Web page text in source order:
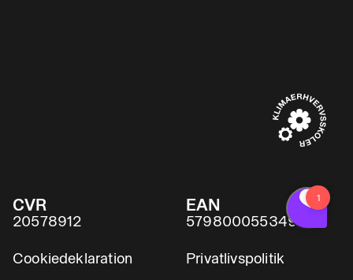
CVR
20578912
EAN
5798000553491
Cookiedeklaration Privatlivspolitik